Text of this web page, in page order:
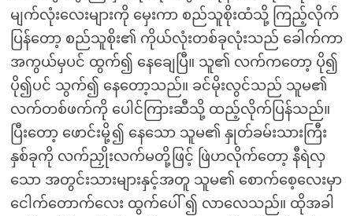
မျက်လုံးလေးများကို မှေးကာ စည်သူစိုးထံသို့ ကြည့်လိုက်
ပြန်တော့ စည်သူစိုး၏ ကိုယ်လုံးတစ်ခုလုံးသည် ခေါက်ကာ
အကွယ်မှပင် ထွက်၍ နေချေပြီ။ သူ၏ လက်ကတော့ ပို၍
ပို၍ပင် သွက်၍ နေတော့သည်။ ခင်မိုးလွင်သည် သူမ၏
လက်တစ်ဖက်ကို ပေါင်ကြားဆီသို့ ထည့်လိုက်ပြန်သည်။
ပြီးတော့ ဖောင်းမို့၍ နေသော သူမ၏ နှုတ်ခမ်းသားကြီး
နှစ်ခုကို လက်ညှိုးလက်မတို့ဖြင့် ဖြဲဟလိုက်တော့ နီရဲလှ
သော အတွင်းသားများနှင့်အတူ သူမ၏ စောက်စေ့လေးမှာ
ငေါက်တောက်လေး ထွက်ပေါ် ၍ လာလေသည်။ ထိုအခါ